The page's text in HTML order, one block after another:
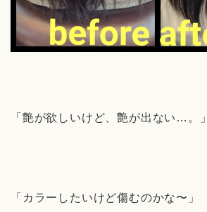
「艶が欲しいけど、艶が出ない…。」
「カラーしたいけど傷むのかな〜」